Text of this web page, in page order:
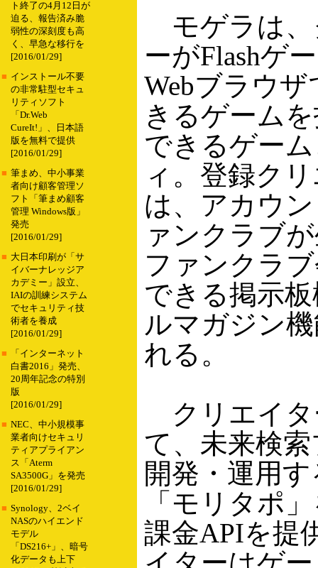
ト終了の4月12日が
迫る、報告済み脆
弱性の深刻度も高
く、早急な移行を
[2016/01/29]
■ インストール不要
の非常駐型セキュ
リティソフト
「Dr.Web
CureIt!」、日本語
版を無料で提供
[2016/01/29]
■ 筆まめ、中小事業
者向け顧客管理ソ
フト「筆まめ顧客
管理 Windows版」
発売
[2016/01/29]
■ 大日本印刷が「サ
イバーナレッジア
カデミー」設立、
IAIの訓練システム
でセキュリティ技
術者を養成
[2016/01/29]
■
「インターネット
白書2016」発売、
20周年記念の特別
版
[2016/01/29]
■ NEC、中小規模事
業者向けセキュリ
ティアプライアン
ス「Aterm
SA3500G」を発売
[2016/01/29]
■ Synology、2ベイ
NASのハイエンド
モデル
「DS216+」、暗号
化データも上下
モゲラは、
ーがFlashゲ
Webブラウ
きるゲーム
できるゲー
ィ。登録ク
は、アカウ
ァンクラブ
ファンクラ
できる掲示
ルマガジン
れる。
クリエイタ
て、未来検
開発・運用
「モリタポ
課金APIを提